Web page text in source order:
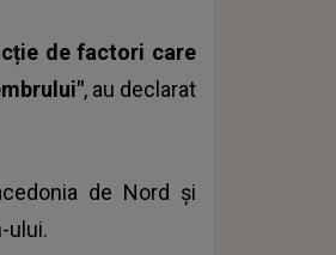
de factori care
, au declarat
de Nord și
ului.